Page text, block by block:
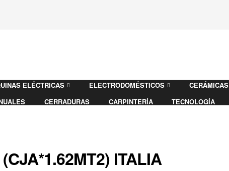
ELÉCTRICAS ELECTRODOMÉSTICOS CERÁMICAS
CERRADURAS CARPINTERÍA TECNOLOGÍA
ITALIA